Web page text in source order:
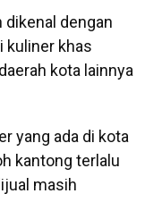
dikenal dengan
kuliner khas
kota lainnya
yang ada di kota
kantong terlalu
masih